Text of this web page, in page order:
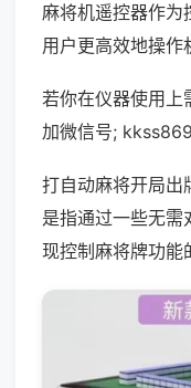
麻将机遥控器作为
用户更高效地操作
若你在仪器使用上
加微信号;
打自动麻将开局出
是指通过一些无需
现控制麻将牌功能